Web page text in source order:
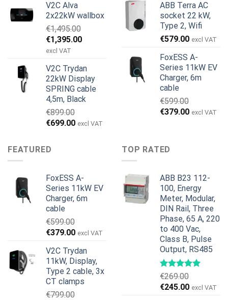
pris
var:
€699.00.
pris
er:
€579.00.
V2C Alva
2x22kW wallbox
€1,495.00
Den
oprindelige
var:
€1,495.00.
€1,395.00Den
er:
€1,395.00.
excl VAT
V2C Trydan
22kW Display
SPRING cable
4,5m, Black
€899.00
Den
pris
var:
€699.00Den
excl VAT
pris
var:
€799.00.
pris
er:
€629.00.
ABB Terra AC
socket 22 kW,
Type 2, Wifi
€579.00 excl VAT
FoxESS A-
Series 11kW EV
Charger, 6m
cable
€599.00
Den
€599.00.
€379.00Den
excl VAT
FEATURED
FoxESS A-
Series 11kW EV
Charger, 6m
cable
€599.00
Den
pris
var:
€599.00.
€379.00Den
pris
er:
€379.00.
excl VAT
V2C Trydan
11kW, Display,
Type 2 cable, 3x
CT clamps
€799.00
TOP RATED
ABB B23 112-
100, Energy
Meter, Modular,
DIN Rail, Three
Phase, 65 A, 220
to 400 Vac,
Class B, Pulse
Output, RS485
€269.00
Den
€245.00Den
excl VAT